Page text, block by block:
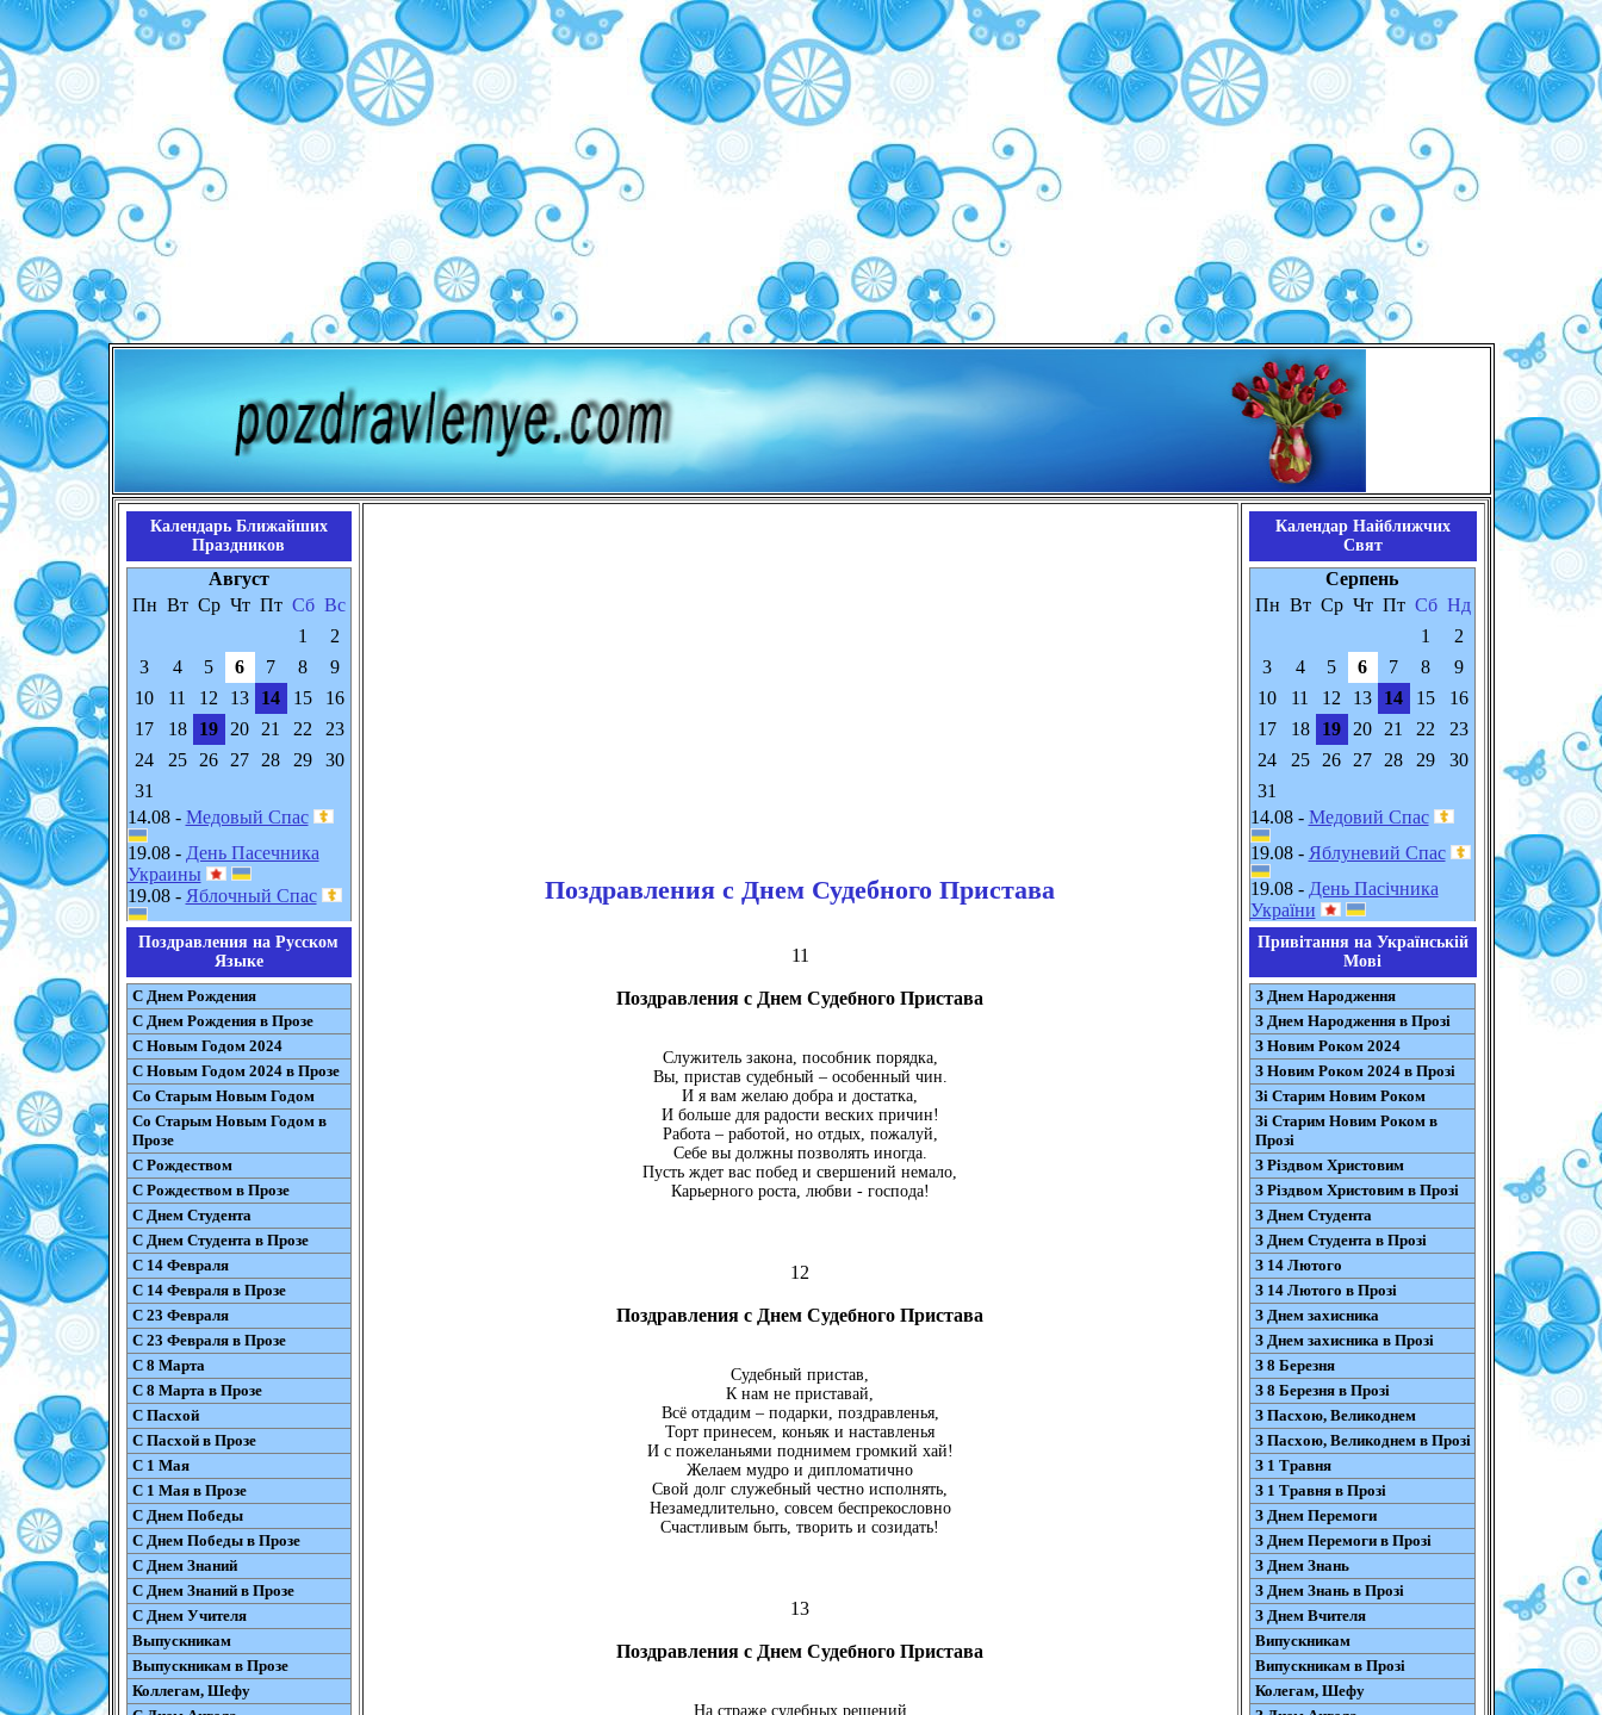
Календарь Ближайших
Праздников
Август
Пн Вт Ср Чт Пт Сб Вс
1
2
3
4 5 6 7 8
9
10
11 12 13 14 15
16
17
18 19 20 21 22
23
24
25 26 27 28 29
30
31
14.08 - Медовый Спас
19.08 - День Пасечника
Украины
19.08 - Яблочный Спас
Поздравления на Русском
Языке
С Днем Рождения
С Днем Рождения в Прозе
С Новым Годом 2024
С Новым Годом 2024 в Прозе
Со Старым Новым Годом
Со Старым Новым Годом в
Прозе
С Рождеством
С Рождеством в Прозе
С Днем Студента
С Днем Студента в Прозе
С 14 Февраля
С 14 Февраля в Прозе
С 23 Февраля
С 23 Февраля в Прозе
С 8 Марта
С 8 Марта в Прозе
С Пасхой
С Пасхой в Прозе
С 1 Мая
С 1 Мая в Прозе
С Днем Победы
С Днем Победы в Прозе
С Днем Знаний
С Днем Знаний в Прозе
С Днем Учителя
Выпускникам
Выпускникам в Прозе
Коллегам, Шефу
Поздравления с Днем Судебного Пристава
11
Поздравления с Днем Судебного Пристава
Служитель закона, пособник порядка,
Вы, пристав судебный – особенный чин.
И я вам желаю добра и достатка,
И больше для радости веских причин!
Работа – работой, но отдых, пожалуй,
Себе вы должны позволять иногда.
Пусть ждет вас побед и свершений немало,
Карьерного роста, любви - господа!
12
Поздравления с Днем Судебного Пристава
Судебный пристав,
К нам не приставай,
Всё отдадим – подарки, поздравленья,
Торт принесем, коньяк и наставленья
И с пожеланьями поднимем громкий хай!
Желаем мудро и дипломатично
Свой долг служебный честно исполнять,
Незамедлительно, совсем беспрекословно
Счастливым быть, творить и созидать!
13
Поздравления с Днем Судебного Пристава
На страже судебных решений
Календар Найближчих
Свят
Серпень
Пн Вт Ср Чт Пт Сб Нд
1
2
3
4 5 6 7 8
9
10
11 12 13 14 15
16
17
18 19 20 21 22
23
24
25 26 27 28 29
30
31
14.08 - Медовий Спас
19.08 - Яблуневий Спас
19.08 - День Пасічника
України
Привітання на Українській
Мові
З Днем Народження
З Днем Народження в Прозі
З Новим Роком 2024
З Новим Роком 2024 в Прозі
Зі Старим Новим Роком
Зі Старим Новим Роком в
Прозі
З Різдвом Христовим
З Різдвом Христовим в Прозі
З Днем Студента
З Днем Студента в Прозі
З 14 Лютого
З 14 Лютого в Прозі
З Днем захисника
З Днем захисника в Прозі
З 8 Березня
З 8 Березня в Прозі
З Пасхою, Великоднем
З Пасхою, Великоднем в Прозі
З 1 Травня
З 1 Травня в Прозі
З Днем Перемоги
З Днем Перемоги в Прозі
З Днем Знань
З Днем Знань в Прозі
З Днем Вчителя
Випускникам
Випускникам в Прозі
Колегам, Шефу